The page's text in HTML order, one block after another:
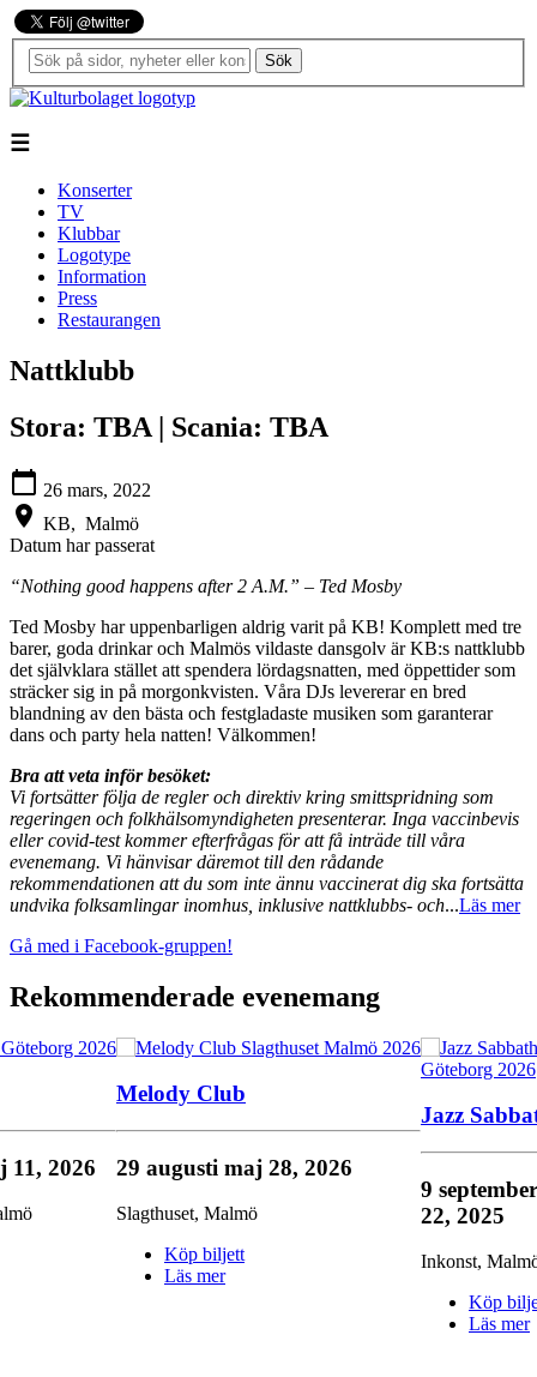
Sök
☰
Konserter
TV
Klubbar
Logotype
Information
Press
Restaurangen
Nattklubb
Stora: TBA | Scania: TBA
calendar_today 26 mars, 2022
location_on KB, Malmö
Datum har passerat
“Nothing good happens after 2 A.M.” – Ted Mosby
Ted Mosby har uppenbarligen aldrig varit på KB! Komplett med tre
barer, goda drinkar och Malmös vildaste dansgolv är KB:s nattklubb
det självklara stället att spendera lördagsnatten, med öppettider som
sträcker sig in på morgonkvisten. Våra DJs levererar en bred
blandning av den bästa och festgladaste musiken som garanterar
dans och party hela natten! Välkommen!
Bra att veta inför besöket:
Vi fortsätter följa de regler och direktiv kring smittspridning som
regeringen och folkhälsomyndigheten presenterar. Inga vaccinbevis
eller covid-test kommer efterfrågas för att få inträde till våra
evenemang. Vi hänvisar däremot till den rådande
rekommendationen att du som inte ännu vaccinerat dig ska fortsätta
undvika folksamlingar inomhus, inklusive nattklubbs- och...Läs mer
Gå med i Facebook-gruppen!
Rekommenderade evenemang
Melody Club
29 augusti maj 28, 2026
Slagthuset, Malmö
Köp biljett
Läs mer
Jazz
9
22, 2025
Inkonst,
Köp
Läs mer
11, 2026